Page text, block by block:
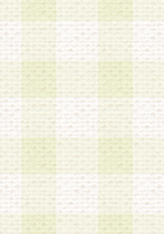
a.既に登
録する場合
b.本サー
業に従事
場合
c.その他
2.当社は